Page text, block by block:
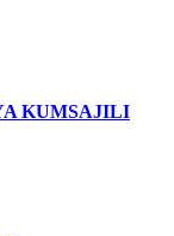
KUMSAJILI